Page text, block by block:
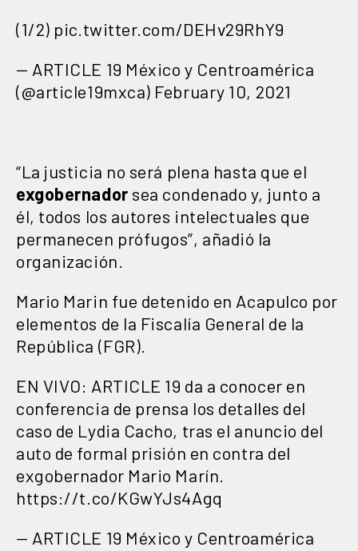
(1/2) pic.twitter.com/DEHv29RhY9
— ARTICLE 19 México y Centroamérica
(@article19mxca) February 10, 2021
“La justicia no será plena hasta que el
exgobernador sea condenado y, junto a
él, todos los autores intelectuales que
permanecen prófugos”, añadió la
organización.
Mario Marin fue detenido en Acapulco por
elementos de la Fiscalía General de la
República (FGR).
EN VIVO: ARTICLE 19 da a conocer en
conferencia de prensa los detalles del
caso de Lydia Cacho, tras el anuncio del
auto de formal prisión en contra del
exgobernador Mario Marín.
https://t.co/KGwYJs4Agq
— ARTICLE 19 México y Centroamérica